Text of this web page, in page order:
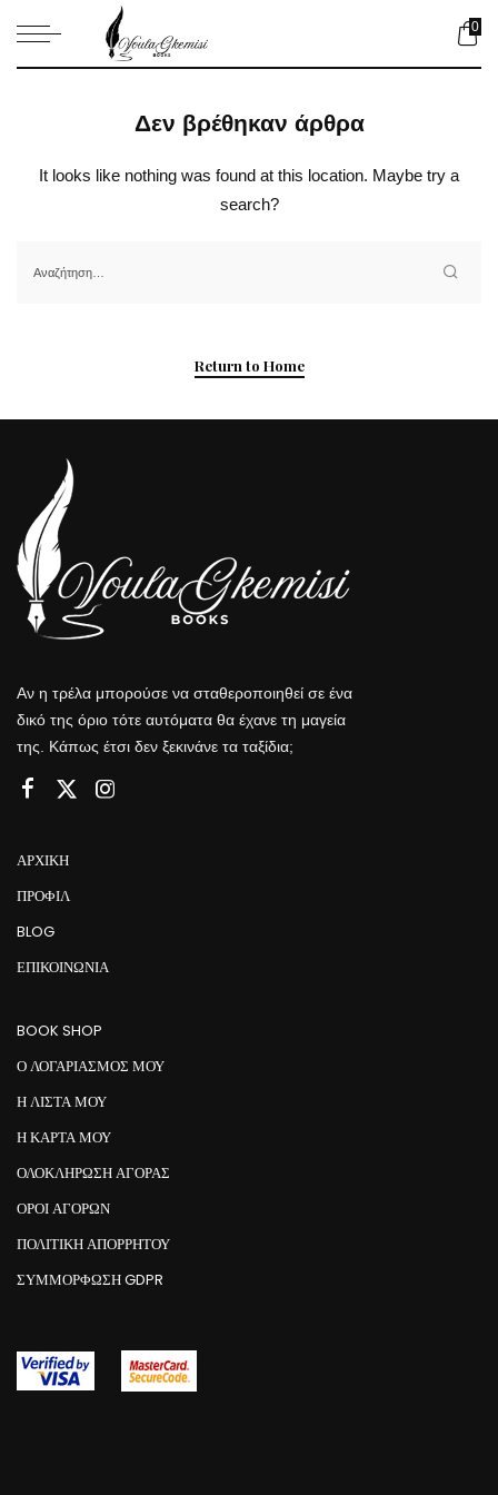
0
Δεν βρέθηκαν άρθρα
It looks like nothing was found at this location. Maybe try a
search?
Return to Home
Αν η τρέλα μπορούσε να σταθεροποιηθεί σε ένα
δικό της όριο τότε αυτόματα θα έχανε τη μαγεία
της. Κάπως έτσι δεν ξεκινάνε τα ταξίδια;
ΑΡΧΙΚΉ
ΠΡΟΦΊΛ
BLOG
ΕΠΙΚΟΙΝΩΝΊΑ
BOOK SHOP
Ο ΛΟΓΑΡΙΑΣΜΟΣ ΜΟΥ
Η ΛΙΣΤΑ ΜΟΥ
Η ΚΑΡΤΑ ΜΟΥ
ΟΛΟΚΛΗΡΩΣΗ ΑΓΟΡΑΣ
ΟΡΟΙ ΑΓΟΡΩΝ
ΠΟΛΙΤΙΚΗ ΑΠΟΡΡΗΤΟΥ
ΣΥΜΜΌΡΦΩΣΗ GDPR